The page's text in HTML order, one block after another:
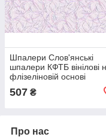
Шпалери Слов'янські
шпалери КФТБ вінілові
флізеліновій основі
2095-06
507 ₴
Про нас